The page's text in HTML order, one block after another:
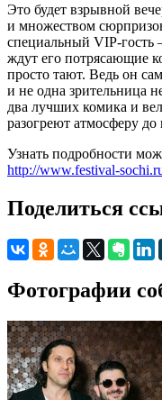
Это будет взрывной
и множеством
специальный VIP-
ждут его потрясающие
просто тают. Ведь он
и не одна зрительница
два лучших комика и
разогреют атмосферу
Узнать подробности
http://www.festival-
Поделиться
Фотографии